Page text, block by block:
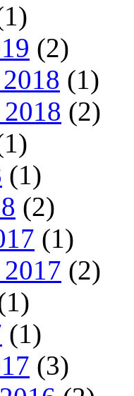
(2)
(1)
(2)
(1)
(2)
(1)
2017 (2)
(1)
(3)